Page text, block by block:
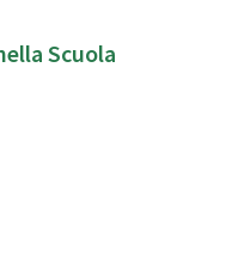
Scuola